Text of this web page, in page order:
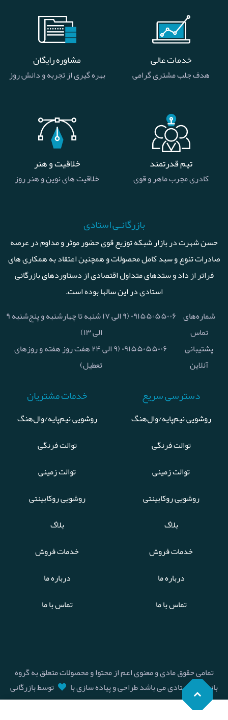
خدمات عالی
هدف جلب مشتری گرامی
مشاوره رایگان
بهره گیری از تجربه و دانش روز
تیم قدرتمند
کادری مجرب ماهر و قوی
خلاقیت و هنر
خلاقیت های نوین و هنر روز
بازرگانـی استادی
حسن شهرت در بازار شبکه توزیع قوی حضور موثر و مداوم در عرصه
صادرات تنوع و سبد کامل محصولات و همچنین اعتقاد به همکاری های
فراتر از داد و ستدهای متداول اقتصادی از دستاوردهای بازرگانی
استادی در این سالها بوده است.
شماره‌های
تماس
۰۹۱۵۵۰۵۵۰۰۶ (۹ الی ۱۷ شنبه تا چهارشنبه و پنج‌شنبه ۹
الی ۱۳)
پشتیبانی
آنلاین
۰۹۱۵۵۰۵۵۰۰۶ (۹ الی ۲۴ هفت روز هفته و روزهای
تعطیل)
دسترسی سریع
روشویی نیم‌پایه/وال‌هنگ
توالت فرنگی
توالت زمینی
روشویی روکابینتی
بلاگ
خدمات فروش
درباره ما
تماس با ما
خدمات مشتریان
روشویی نیم‌پایه/وال‌هنگ
توالت فرنگی
توالت زمینی
روشویی روکابینتی
بلاگ
خدمات فروش
درباره ما
تماس با ما
تمامی حقوق مادی و معنوی اعم از محتوا و محصولات متعلق به گروه
بازرگانی استادی می باشد طراحی و پیاده سازی با
توسط بازرگانی
استادی